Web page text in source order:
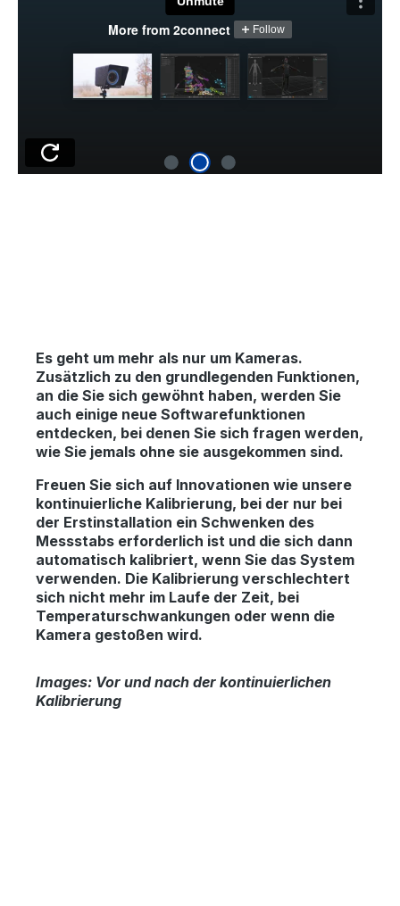
Es geht um mehr als nur um Kameras.
Zusätzlich zu den grundlegenden Funktionen,
an die Sie sich gewöhnt haben, werden Sie
auch einige neue Softwarefunktionen
entdecken, bei denen Sie sich fragen werden,
wie Sie jemals ohne sie ausgekommen sind.
Freuen Sie sich auf Innovationen wie unsere
kontinuierliche Kalibrierung, bei der nur bei
der Erstinstallation ein Schwenken des
Messstabs erforderlich ist und die sich dann
automatisch kalibriert, wenn Sie das System
verwenden. Die Kalibrierung verschlechtert
sich nicht mehr im Laufe der Zeit, bei
Temperaturschwankungen oder wenn die
Kamera gestoßen wird.
Images: Vor und nach der kontinuierlichen
Kalibrierung